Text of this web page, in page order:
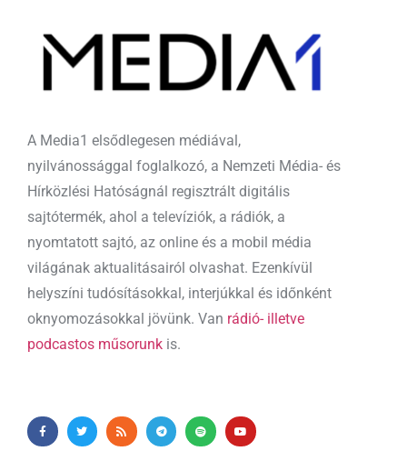
A Media1 elsődlegesen médiával,
nyilvánossággal foglalkozó, a Nemzeti Média- és
Hírközlési Hatóságnál regisztrált digitális
sajtótermék, ahol a televíziók, a rádiók, a
nyomtatott sajtó, az online és a mobil média
világának aktualitásairól olvashat. Ezenkívül
helyszíni tudósításokkal, interjúkkal és időnként
oknyomozásokkal jövünk. Van rádió- illetve
podcastos műsorunk is.